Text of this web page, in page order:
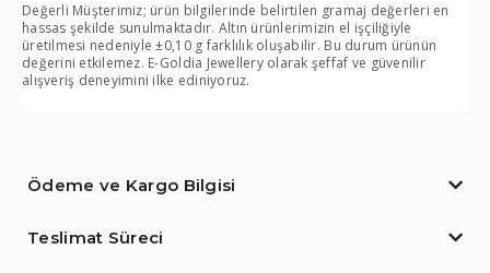
Değerli Müşterimiz; ürün bilgilerinde belirtilen gramaj değerleri en
hassas şekilde sunulmaktadır. Altın ürünlerimizin el işçiliğiyle
üretilmesi nedeniyle ±0,10 g farklılık oluşabilir. Bu durum ürünün
değerini etkilemez. E-Goldia Jewellery olarak şeffaf ve güvenilir
alışveriş deneyimini ilke ediniyoruz.
Ödeme ve Kargo Bilgisi
Teslimat Süreci